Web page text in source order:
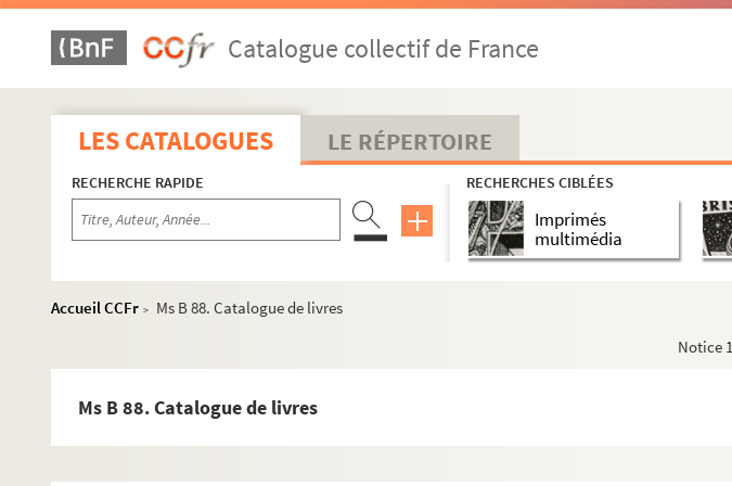
Catalogue collectif de France
LES CATALOGUES LE RÉPERTOIRE
RECHERCHE RAPIDE RECHERCHES CIBLÉES
Imprimés
multimédia
Accueil CCFr >
Ms B 88. Catalogue de livres
Notice
Ms B 88. Catalogue de livres
Ms A 510. Manuscrit sur la baronnie de Landelles
Ms A 511. Expédition de Chine (août 1900 - sept 1901) : journal d'un Zouave, par Louis Ernest Anne
Ms A 512. Lettres manuscrites autographes concernant l'imprimerie de Domfront par A. Surville
Ms A 513. Cartes autographes manuscrites adressées à M. Lehugeur par Gaston La Touche
Ms A 514. Documents concernant le décès du vicomte Louis Henri de Beaurepaire-Louvagny le 18
Ms A 515. Laissez-passer d'une pièce de vin rouge de Monsieur Boulet à Monsieur Dufresne Moulin
Ms A 516. Contributions directes, Vire : billet d'avertissement pour Monsieur Moulin Dufresne
Ms A 517. Reçu de M. Le Receveur du District de Caen à Jean Marie [?], demeurant à Coutances en
Ms A 521. Déclaration de M. Cailly concernant les émigrés, en conformité de l'article 6 de la loi du